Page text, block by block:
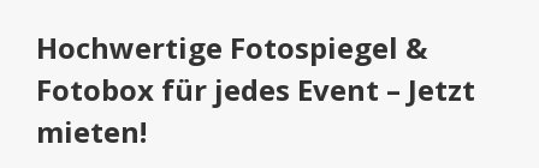
Hochwertige Fotospiegel &
Fotobox für jedes Event – Jetzt
mieten!